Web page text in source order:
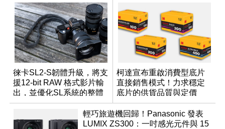
徠卡SL2-S韌體升級，將支
援12-bit RAW 格式影片輸
出，並優化SL系統的整體
性能
柯達宣布重啟消費型底片
直接銷售模式！力求穩定
底片的供貨品質與定價
輕巧旅遊機回歸！Panasonic 發表
LUMIX ZS300：一吋感光元件與 15